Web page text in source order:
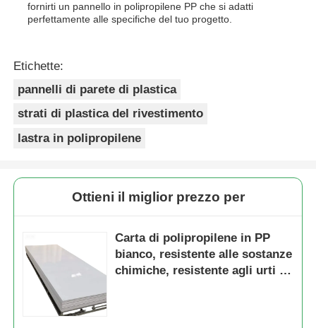
fornirti un pannello in polipropilene PP che si adatti
perfettamente alle specifiche del tuo progetto.
Etichette:
pannelli di parete di plastica
strati di plastica del rivestimento
lastra in polipropilene
Ottieni il miglior prezzo per
Carta di polipropilene in PP
bianco, resistente alle sostanze
chimiche, resistente agli urti e